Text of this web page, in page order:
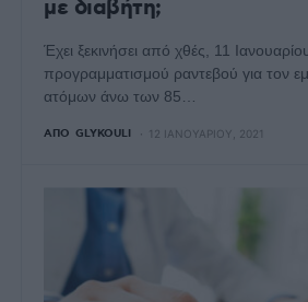
με διαβήτη;
Έχει ξεκινήσει από χθές, 11
προγραμματισμού ραντεβού για τον
ατόμων άνω των 85…
ΑΠΌ GLYKOULI 12 ΙΑΝΟΥΑΡΊΟΥ, 2021